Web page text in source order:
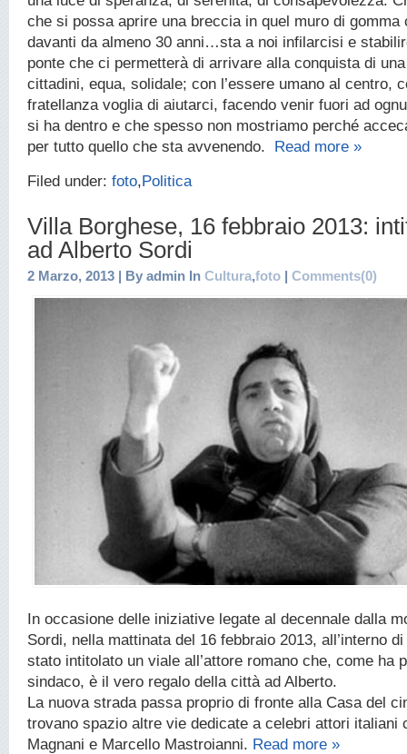
che si possa aprire una breccia in quel muro di gomma
davanti da almeno 30 anni…sta a noi infilarcisi e
ponte che ci permetterà di arrivare alla conquista di
cittadini, equa, solidale; con l’essere umano al centro,
fratellanza voglia di aiutarci, facendo venir fuori ad
si ha dentro e che spesso non mostriamo perché
per tutto quello che sta avvenendo. Read more »
Filed under: foto,Politica
Villa Borghese, 16 febbraio 2013:
ad Alberto Sordi
2 Marzo, 2013 | By admin In Cultura,foto | Comments(0)
In occasione delle iniziative legate al decennale dalla
Sordi, nella mattinata del 16 febbraio 2013, all’interno
stato intitolato un viale all’attore romano che, come ha
sindaco, è il vero regalo della città ad Alberto.
La nuova strada passa proprio di fronte alla Casa del
trovano spazio altre vie dedicate a celebri attori italiani
Magnani e Marcello Mastroianni. Read more »